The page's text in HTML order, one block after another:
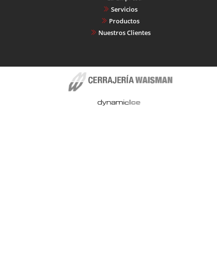
Servicios
Productos
Nuestros Clientes